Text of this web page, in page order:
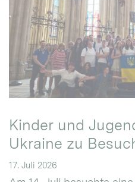
Kinder und
Ukraine zu
17. Juli 2026